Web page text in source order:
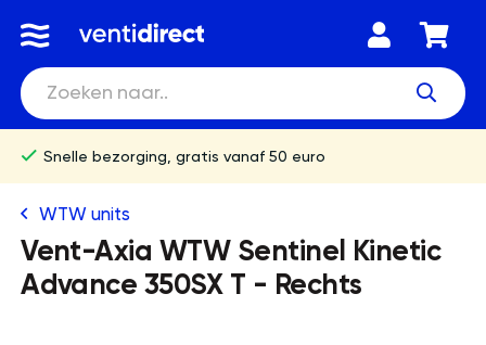
Snelle bezorging, gratis vanaf 50 euro
WTW units
Vent-Axia WTW Sentinel Kinetic
Advance 350SX T - Rechts